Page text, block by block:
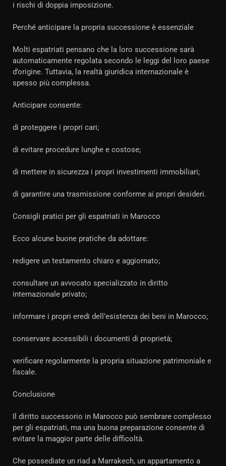
i rischi di doppia imposizione.
Perché anticipare la propria successione è essenziale
Molti espatriati pensano che la loro successione sarà
automaticamente regolata secondo le leggi del loro paese
d’origine. Tuttavia, la realtà giuridica internazionale è
spesso più complessa.
Anticipare consente:
di proteggere i propri cari;
di evitare procedure lunghe e costose;
di mettere in sicurezza i propri investimenti immobiliari;
di garantire una trasmissione conforme ai propri desideri.
Consigli pratici per gli espatriati in Marocco
Ecco alcune buone pratiche da adottare:
redigere un testamento chiaro e aggiornato;
consultare un avvocato specializzato in diritto
internazionale privato;
informare i propri eredi dell’esistenza dei beni in Marocco;
conservare accessibili i documenti di proprietà;
verificare regolarmente la propria situazione patrimoniale e
fiscale.
Conclusione
Il diritto successorio in Marocco può sembrare complesso
per gli espatriati, ma una buona preparazione consente di
evitare la maggior parte delle difficoltà.
Che possediate un riad a Marrakech, un appartamento a